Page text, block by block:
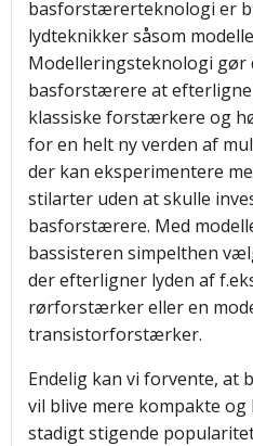
basforstærerteknologi er
lydteknikker såsom
Modelleringsteknologi
basforstærere at
klassiske forstærkere og
for en helt ny verden af
der kan eksperimentere
stilarter uden at skulle
basforstærere. Med
bassisteren simpelthen
der efterligner lyden af
rørforstærker eller en
transistorforstærker.
Endelig kan vi forvente,
vil blive mere kompakte
stadigt stigende